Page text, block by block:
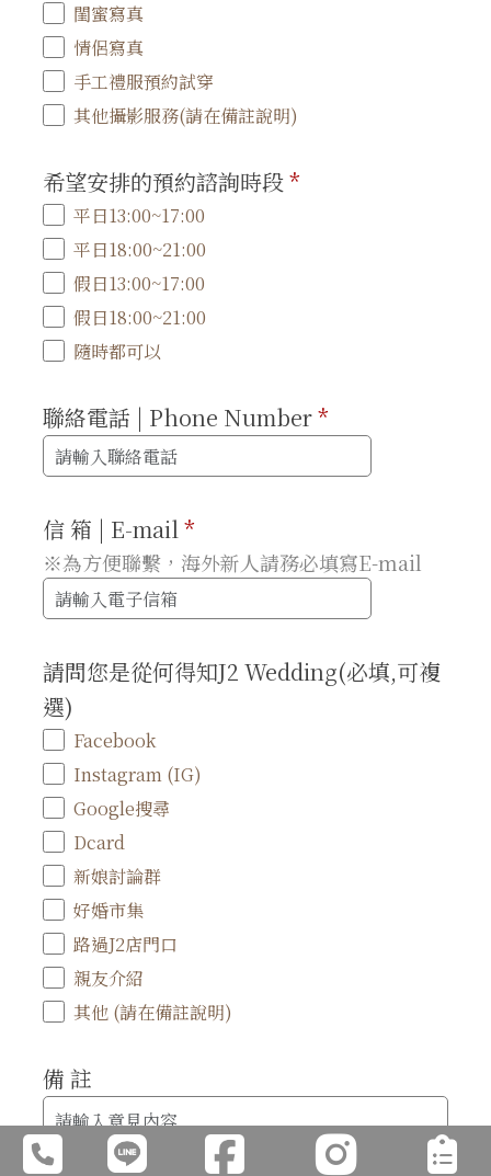
閨蜜寫真
情侶寫真
手工禮服預約試穿
其他攝影服務(請在備註說明)
希望安排的預約諮詢時段*
平日13:00~17:00
平日18:00~21:00
假日13:00~17:00
假日18:00~21:00
隨時都可以
聯絡電話 | Phone Number*
信 箱 | E-mail*
※為方便聯繫，海外新人請務必填寫E-mail
請問您是從何得知J2 Wedding(必填,可複
選)
Facebook
Instagram (IG)
Google搜尋
Dcard
新娘討論群
好婚市集
路過J2店門口
親友介紹
其他 (請在備註說明)
備 註